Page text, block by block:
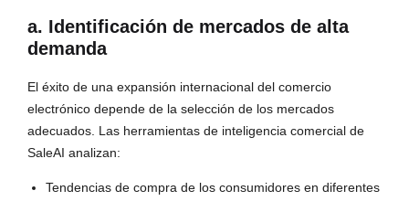
a. Identificación de mercados de alta
demanda
El éxito de una expansión internacional del comercio
electrónico depende de la selección de los mercados
adecuados. Las herramientas de inteligencia comercial de
SaleAI analizan:
Tendencias de compra de los consumidores en diferentes